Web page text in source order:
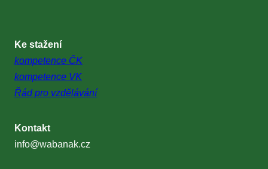
Ke stažení
kompetence ČK
kompetence VK
Řád pro vzdělávání
Kontakt
info@wabanak.cz